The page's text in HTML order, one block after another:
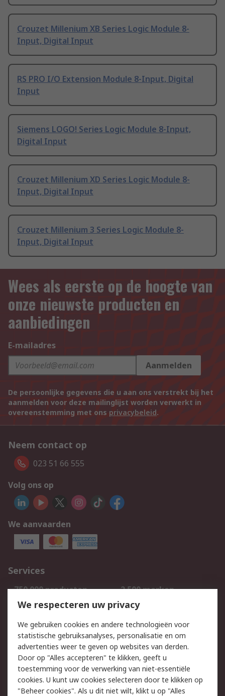
Crouzet Millenium XB Series Logic Module 8-
Input, Digital Input
RS PRO I/O Extension Module 8-Input, Digital
Input
Siemens LOGO! Series Logic Module 8-Input,
Digital Input
Crouzet Millenium XD Series Logic Module 8-
Input, Digital Input
Crouzet Millenium 3 Series Logic Module 8-
Input, Digital Input
Wees als eerste op de hoogte van
onze nieuwste producten en
aanbiedingen
E-mailadres
Aanmelden
De persoonlijke gegevens die u aan ons verstrekt bij het
aanmelden voor deze mailinglijst worden verwerkt in
overeenstemming met ons privacybeleid.
Neem contact op
023 51 66 555
Volg ons op
We aanvaarden
Services
750.000 producten
2.500 merken
Bestellen
Inkoopoplossingen
Track & Trace
Wettelijk
Cookiebeleid
Email veiligheid
Privacybeleid
Websitevoorwaarden
We respecteren uw privacy
We gebruiken cookies en andere technologieën voor
statistische gebruiksanalyses, personalisatie en om
advertenties weer te geven op websites van derden.
Door op "Alles accepteren" te klikken, geeft u
toestemming voor de verwerking van niet-essentiële
cookies. U kunt uw cookies selecteren door te klikken op
"Beheer cookies". Als u dit niet wilt, klikt u op "Alles